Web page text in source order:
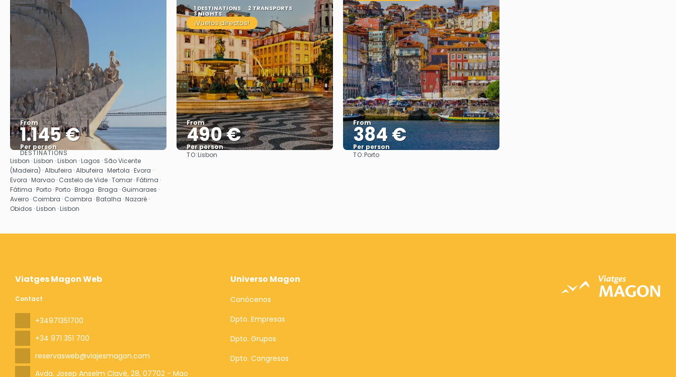
From
1.145 €
Per person
See
DESTINATIONS
Lisbon · Lisbon · Lisbon · Lagos · São Vicente
(Madeira) · Albufeira · Albufeira · Mertola · Evora ·
Evora · Marvao · Castelo de Vide · Tomar · Fátima ·
Fátima · Porto · Porto · Braga · Braga · Guimaraes ·
Aveiro · Coimbra · Coimbra · Batalha · Nazaré ·
Obidos · Lisbon · Lisbon
1 DESTINATIONS 2 TRANSPORTS
3 NIGHTS
¡Vuelos directos!
From
490 €
Per person
TO:Lisbon
From
384 €
Per person
TO:Porto
Viatges Magon Web
Contact
+34971351700
+34 971 351 700
reservasweb@viajesmagon.com
Avda. Josep Anselm Clavé, 28, 07702 - Mao
Universo Magon
Conócenos
Dpto. Empresas
Dpto. Grupos
Dpto. Congresos